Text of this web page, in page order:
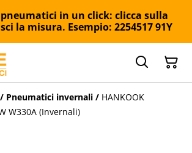
in un click: clicca sulla
la misura. Esempio: 2254517 91Y
/ Pneumatici invernali / HANKOOK
W330A (Invernali)